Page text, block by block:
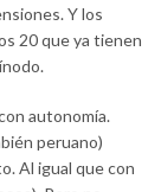
Y los
20 que ya tienen
autonomía.
peruano)
Al igual que con